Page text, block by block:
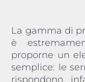
La gamma di
è
proporne un
semplice: le
rispondono